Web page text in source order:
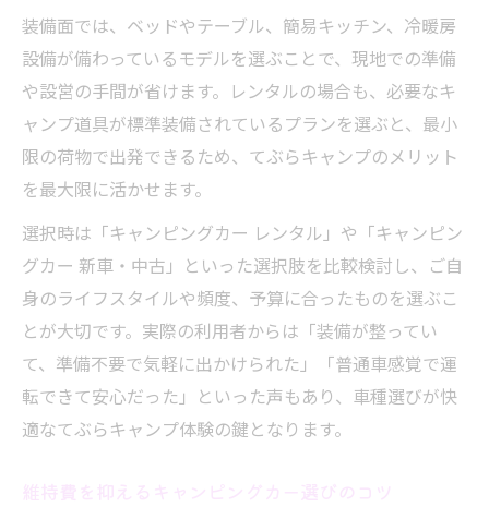
装備面では、ベッドやテーブル、簡易キッチン、冷暖房
設備が備わっているモデルを選ぶことで、現地での準備
や設営の手間が省けます。レンタルの場合も、必要なキ
ャンプ道具が標準装備されているプランを選ぶと、最小
限の荷物で出発できるため、てぶらキャンプのメリット
を最大限に活かせます。
選択時は「キャンピングカー レンタル」や「キャンピン
グカー 新車・中古」といった選択肢を比較検討し、ご自
身のライフスタイルや頻度、予算に合ったものを選ぶこ
とが大切です。実際の利用者からは「装備が整ってい
て、準備不要で気軽に出かけられた」「普通車感覚で運
転できて安心だった」といった声もあり、車種選びが快
適なてぶらキャンプ体験の鍵となります。